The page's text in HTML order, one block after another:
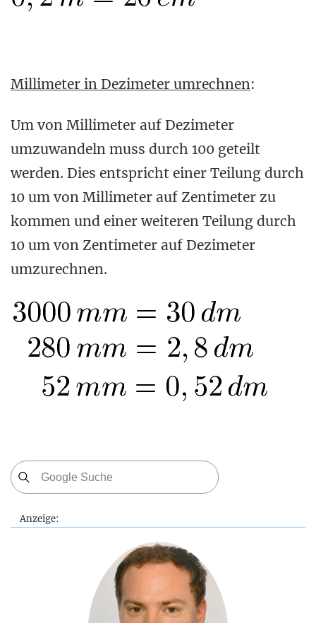
Millimeter in Dezimeter umrechnen:
Um von Millimeter auf Dezimeter
umzuwandeln muss durch 100 geteilt
werden. Dies entspricht einer Teilung durch
10 um von Millimeter auf Zentimeter zu
kommen und einer weiteren Teilung durch
10 um von Zentimeter auf Dezimeter
umzurechnen.
Anzeige: